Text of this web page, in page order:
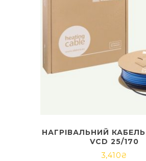
НАГРІВАЛЬНИЙ КАБЕЛЬ
VCD 25/170
3,410₴